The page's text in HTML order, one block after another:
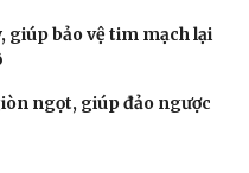
giúp bảo vệ tim mạch lại
ngọt, giúp đảo ngược